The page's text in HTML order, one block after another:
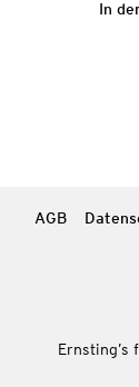
In
AGB
Ernsting’s